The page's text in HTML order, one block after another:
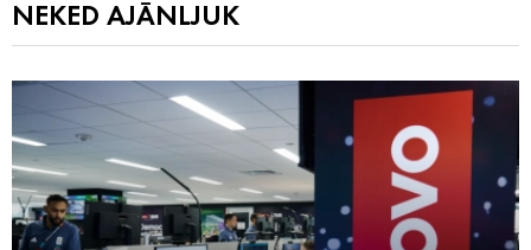
NEKED AJÁNLJUK